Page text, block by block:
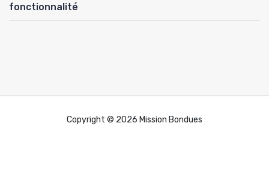
fonctionnalité
Copyright © 2026 Mission Bondues